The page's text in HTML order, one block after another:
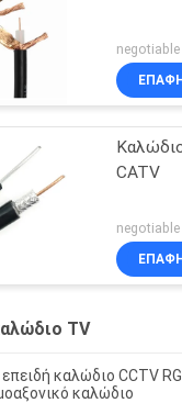
ΕΠΑΦΉ
CATV
TV
καλώδιο CCTV
καλώδιο